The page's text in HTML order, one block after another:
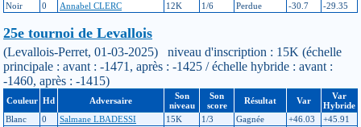
Noir
0 Annabel CLERC 12K 1/6 Perdue -30.7 -29.35
25e tournoi de Levallois
(Levallois-Perret, 01-03-2025) niveau d'inscription : 15K (échelle
principale : avant : -1471, après : -1425 / échelle hybride : avant :
-1460, après : -1415)
Couleur Hd Adversaire
Son
niveau
Son
score
Résultat Var
Var
Hybride
Blanc
0 Salmane LBADESSI 15K 1/3 Gagnée +46.03
+45.91